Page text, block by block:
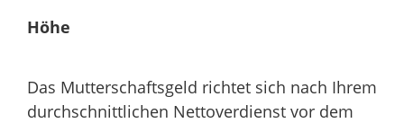
Höhe
Das Mutterschaftsgeld richtet sich nach Ihrem
durchschnittlichen Nettoverdienst vor dem